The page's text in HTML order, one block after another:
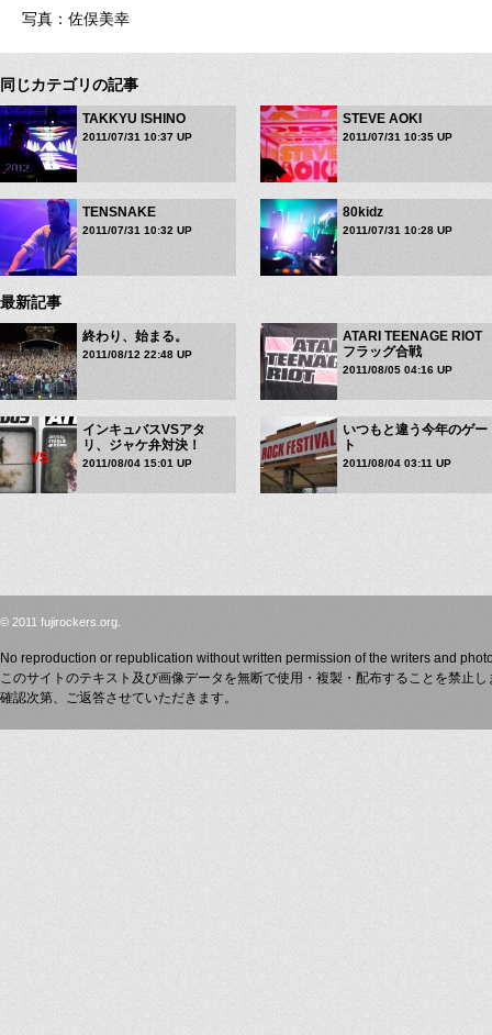
写真：佐俣美幸
同じカテゴリの記事
TAKKYU ISHINO
2011/07/31 10:37 UP
STEVE AOKI
2011/07/31 10:35 UP
TENSNAKE
2011/07/31 10:32 UP
80kidz
2011/07/31 10:28 UP
最新記事
終わり、始まる。
2011/08/12 22:48 UP
ATARI TEENAGE RIOT
フラッグ合戦
2011/08/05 04:16 UP
インキュバスVSアタ
リ、ジャケ弁対決！
2011/08/04 15:01 UP
いつもと違う今年のゲー
ト
2011/08/04 03:11 UP
© 2011 fujirockers.org.
No reproduction or republication without written permission of the writers and
このサイトのテキスト及び画像データを無断で使用・複製・配布することを禁止
確認次第、ご返答させていただきます。